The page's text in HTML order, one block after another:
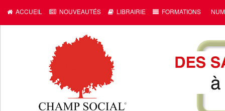
ACCUEIL NOUVEAUTÉS LIBRAIRIE FORMATIONS